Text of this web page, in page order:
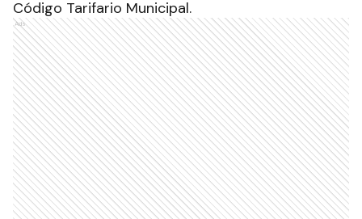
Código Tarifario Municipal.
Ads